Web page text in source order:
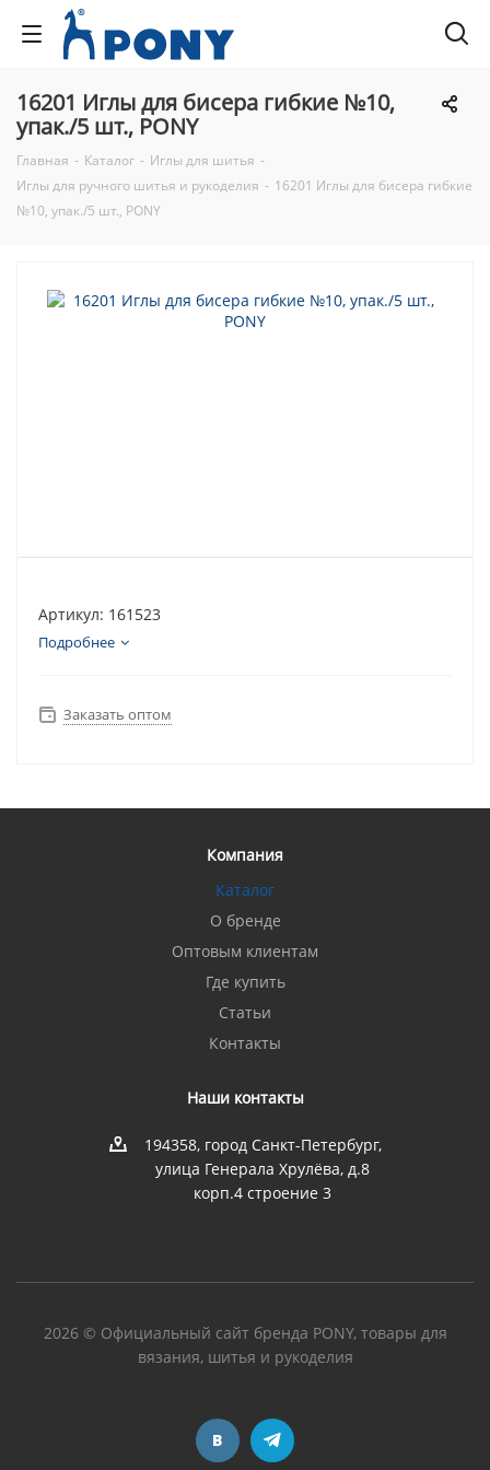
16201 Иглы для бисера гибкие №10,
упак./5 шт., PONY
Главная - Каталог - Иглы для шитья -
Иглы для ручного шитья и рукоделия - 16201 Иглы для бисера гибкие
№10, упак./5 шт., PONY
Артикул: 161523
Подробнее
Заказать оптом
Компания
Каталог
О бренде
Оптовым клиентам
Где купить
Статьи
Контакты
Наши контакты
194358, город Санкт-Петербург,
улица Генерала Хрулёва, д.8
корп.4 строение 3
2026 © Официальный сайт бренда PONY, товары для
вязания, шитья и рукоделия